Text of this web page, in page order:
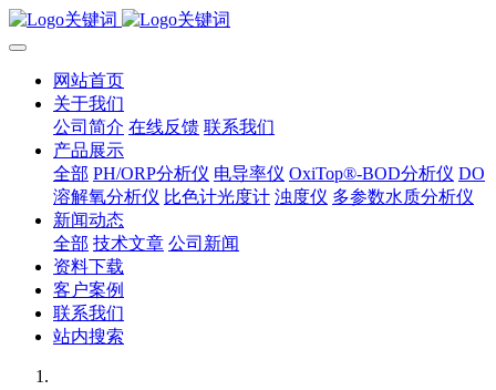
网站首页
关于我们
公司简介 在线反馈 联系我们
产品展示
全部 PH/ORP分析仪 电导率仪 OxiTop®-BOD分析仪 DO
溶解氧分析仪 比色计光度计 浊度仪 多参数水质分析仪
新闻动态
全部 技术文章 公司新闻
资料下载
客户案例
联系我们
站内搜索